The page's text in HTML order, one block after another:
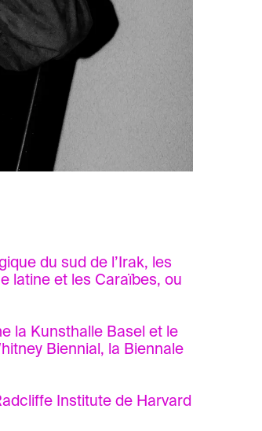
du sud de l’Irak, les
latine et les Caraïbes, ou
la Kunsthalle Basel et le
Biennial, la Biennale
Institute de Harvard